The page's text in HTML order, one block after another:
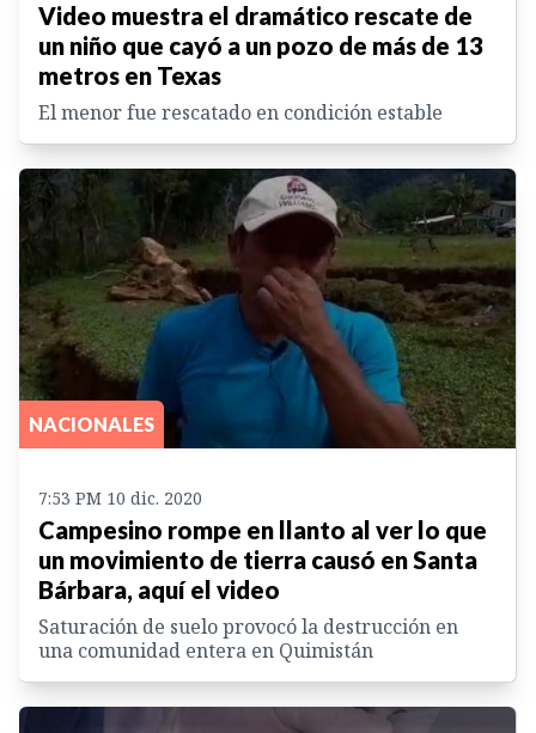
Video muestra el dramático rescate de
un niño que cayó a un pozo de más de 13
metros en Texas
El menor fue rescatado en condición estable
NACIONALES
7:53 PM 10 dic. 2020
Campesino rompe en llanto al ver lo que
un movimiento de tierra causó en Santa
Bárbara, aquí el video
Saturación de suelo provocó la destrucción en
una comunidad entera en Quimistán